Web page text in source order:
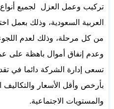
تركيب وعمل العزل لجميع
العربية السعودية، وذلك بعمل
من كل مرحلة، وذلك لعدم
وعدم إنفاق أموال باهظة على
تسعى إدارة الشركة دائما في
بأرخص وأقل الأسعار والتكاليف
والمستويات الاجتماعية.